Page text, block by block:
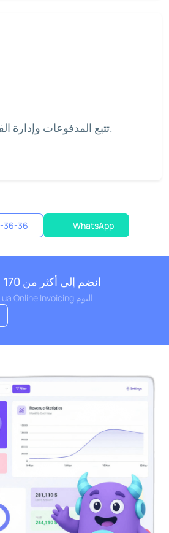
تتبع المدفوعات وإدارة الفواتير المستحقة.
36-36 WhatsApp
انضم إلى أكثر من 170 عميل سعيد
بدأ رحلتك مع Lua Online Invoicing اليوم